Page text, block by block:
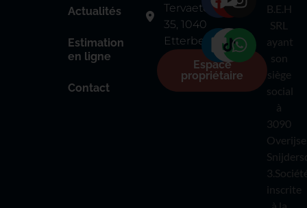
Actualités
Estimation
en ligne
Contact
Tervaete
35, 1040
Etterbeek
Espace
propriétaire
B.E.H
SRL
ayant
son
siège
social
à
3090
inscrite